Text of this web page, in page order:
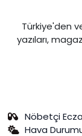
Türkiye'den
yazıları,
Nöbetçi
Hava